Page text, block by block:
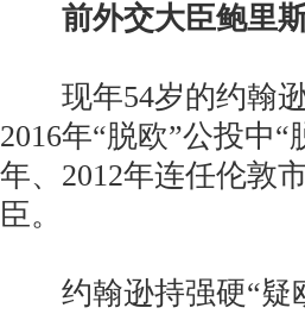
前外交大臣鲍里
现年54岁的约翰逊
2016年“脱欧”公投中
年、2012年连任伦敦
臣。
约翰逊持强硬“疑